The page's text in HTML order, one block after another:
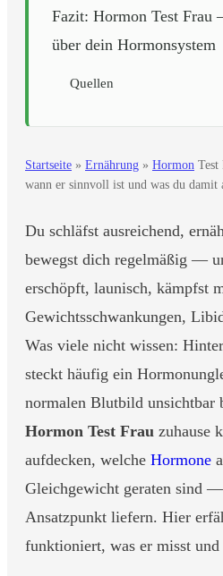
Fazit: Hormon Test
über dein Hormonsystem
Quellen
Startseite » Ernährung » Hormon Test
wann er sinnvoll ist und was du damit
Du schläfst ausreichend,
bewegst dich regelmäßig —
erschöpft, launisch, kämpfst
Gewichtsschwankungen,
Was viele nicht wissen:
steckt häufig ein
normalen Blutbild unsichtbar
Hormon Test Frau zuhause
aufdecken, welche Hormone
Gleichgewicht geraten sind
Ansatzpunkt liefern. Hier
funktioniert, was er misst